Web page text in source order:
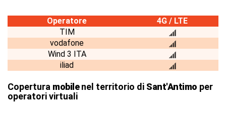
Operatore
4G / LTE
TIM
vodafone
Wind 3 ITA
iliad
Copertura mobilenel territorio di Sant'Antimo per
operatori virtuali